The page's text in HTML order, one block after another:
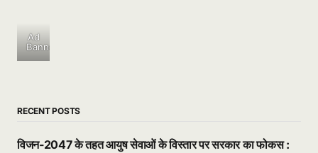
Ad
Banner
RECENT POSTS
विजन-2047 के तहत आयुष सेवाओं के विस्तार पर सरकार का फोकस :